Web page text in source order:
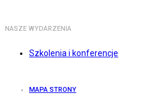
NASZE WYDARZENIA
Szkolenia i konferencje
MAPA STRONY